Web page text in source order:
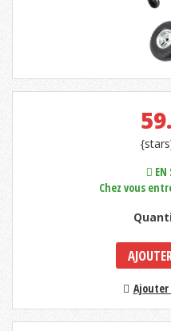
EN
Chez vous
Ajouter